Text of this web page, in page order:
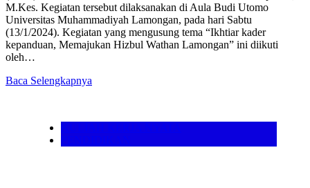
M.Kes. Kegiatan tersebut dilaksanakan di Aula Budi Utomo
Universitas Muhammadiyah Lamongan, pada hari Sabtu
(13/1/2024). Kegiatan yang mengusung tema “Ikhtiar kader
kepanduan, Memajukan Hizbul Wathan Lamongan” ini diikuti
oleh…
Baca Selengkapnya